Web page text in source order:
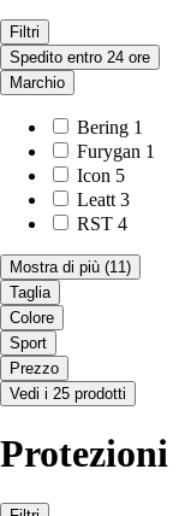
Filtri
Spedito entro 24 ore
Marchio
Bering 1
Furygan 1
Icon 5
Leatt 3
RST 4
Mostra di più (11)
Taglia
Colore
Sport
Prezzo
Vedi i 25 prodotti
Protezioni